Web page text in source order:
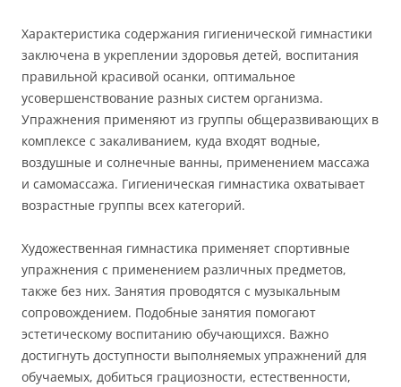
Характеристика содержания гигиенической гимнастики
заключена в укреплении здоровья детей, воспитания
правильной красивой осанки, оптимальное
усовершенствование разных систем организма.
Упражнения применяют из группы общеразвивающих в
комплексе с закаливанием, куда входят водные,
воздушные и солнечные ванны, применением массажа
и самомассажа. Гигиеническая гимнастика охватывает
возрастные группы всех категорий.
Художественная гимнастика применяет спортивные
упражнения с применением различных предметов,
также без них. Занятия проводятся с музыкальным
сопровождением. Подобные занятия помогают
эстетическому воспитанию обучающихся. Важно
достигнуть доступности выполняемых упражнений для
обучаемых, добиться грациозности, естественности,